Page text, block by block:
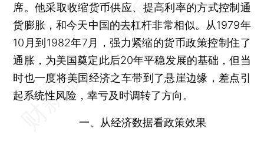
席。他采取收缩货币供应、提高利率的方式控制通
货膨胀，和今天中国的去杠杆非常相似。从1979年
10月到1982年7月，强力紧缩的货币政策控制住了
通胀，为美国奠定此后20年平稳发展的基础，但当
时也一度将美国经济之车带到了悬崖边缘，差点引
起系统性风险，幸亏及时调转了方向。
一、从经济数据看政策效果